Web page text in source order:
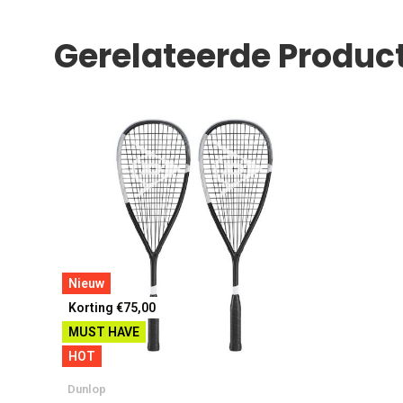
Gerelateerde
Nieuw
Korting €75,00
MUST HAVE
HOT
Dunlop